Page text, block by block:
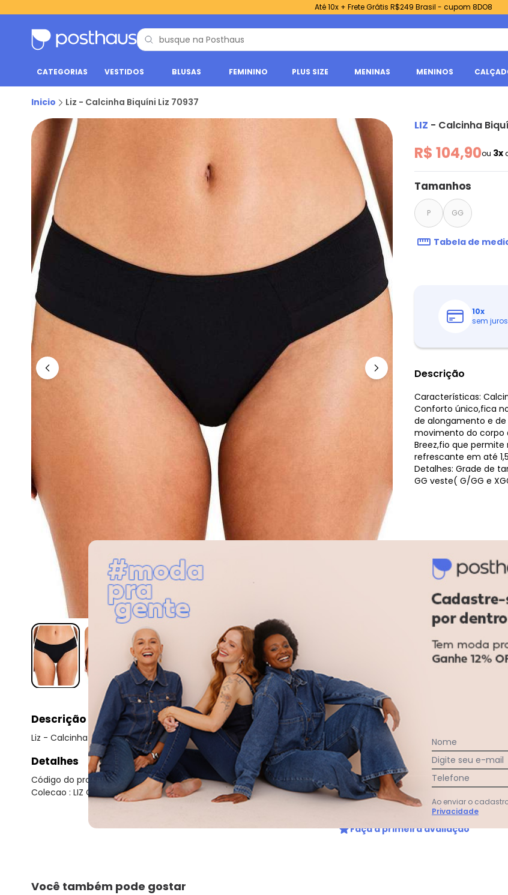
Até 10x + Frete Grátis R$249 Brasil - cupom 8DO8
CATEGORIAS VESTIDOS BLUSAS FEMININO PLUS SIZE MENINAS MENINOS
Inicio Liz - Calcinha Biquíni Liz 70937
Liz - Calcinha Biquíni Liz
LIZ - Calcinha
R$ 104,90ou 3x
Tamanhos
P GG
Tabela de
10x
sem juros
Descrição
Características:
Conforto único,fica
de alongamento e
movimento do corpo
Breez,fio que
refrescante em até
Detalhes: Grade de
GG veste( G/GG e
Descrição
Liz - Calcinha Biquíni Liz 70937
Detalhes
Código do produto: 23516913
Colecao : LIZ CALCINHA
Faça a primeira avaliação
Você também pode gostar
Nome
Digite seu e-mail
Telefone
Ao enviar o
Privacidade